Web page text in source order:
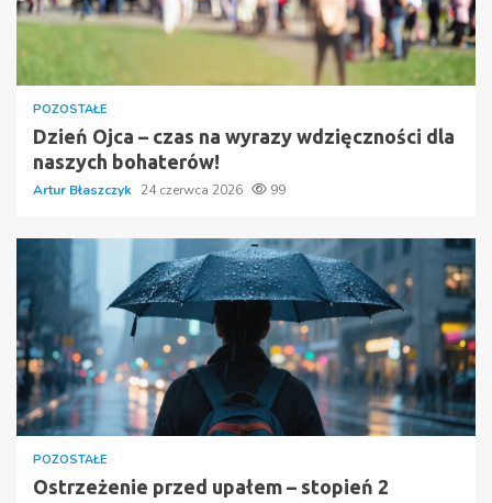
POZOSTAŁE
Dzień Ojca – czas na wyrazy wdzięczności dla
naszych bohaterów!
Artur Błaszczyk 24 czerwca 2026 99
POZOSTAŁE
Ostrzeżenie przed upałem – stopień 2